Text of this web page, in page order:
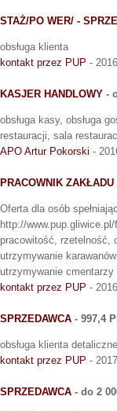
STAŻ/PO WER/ -
obsługa klienta
kontakt przez PUP -
KASJER HANDLOWY -
obsługa kasy, obsługa
restauracji, sala
APO Artur Pokorski -
PRACOWNIK
Oferta dla osób
http://
pracowitość, rzetelność,
utrzymywanie
utrzymywanie
kontakt przez PUP -
SPRZEDAWCA - 997,4
obsługa klienta
kontakt przez PUP -
SPRZEDAWCA - do 2